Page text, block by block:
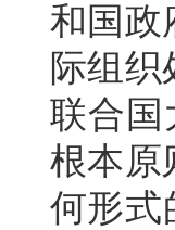
和国政
际组
联合国
根本原
何形式